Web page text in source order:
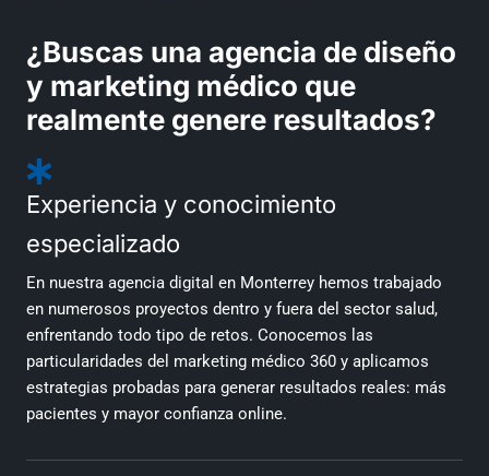
¿Buscas una agencia de diseño
y marketing médico que
realmente genere resultados?
Experiencia y conocimiento
especializado
En nuestra agencia digital en Monterrey hemos trabajado
en numerosos proyectos dentro y fuera del sector salud,
enfrentando todo tipo de retos. Conocemos las
particularidades del marketing médico 360 y aplicamos
estrategias probadas para generar resultados reales: más
pacientes y mayor confianza online.